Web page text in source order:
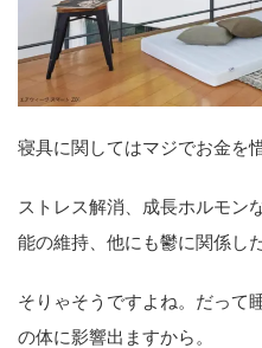
寝具に関してはマジでお金を
ストレス解消、成長ホルモン
能の維持、他にも鬱に関係し
そりゃそうですよね。だって
の体に影響出ますから。